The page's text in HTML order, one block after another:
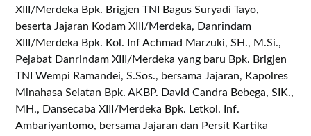
XIII/Merdeka Bpk. Brigjen TNI Bagus Suryadi Tayo,
beserta Jajaran Kodam XIII/Merdeka, Danrindam
XIII/Merdeka Bpk. Kol. Inf Achmad Marzuki, SH., M.Si.,
Pejabat Danrindam XIII/Merdeka yang baru Bpk. Brigjen
TNI Wempi Ramandei, S.Sos., bersama Jajaran, Kapolres
Minahasa Selatan Bpk. AKBP. David Candra Bebega, SIK.,
MH., Dansecaba XIII/Merdeka Bpk. Letkol. Inf.
Ambariyantomo, bersama Jajaran dan Persit Kartika